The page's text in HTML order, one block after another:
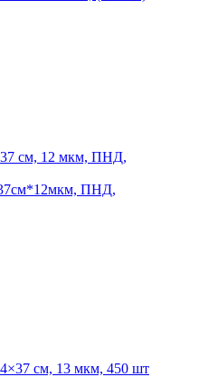
см, 12 мкм, ПНД,
см, 13 мкм, 450 шт